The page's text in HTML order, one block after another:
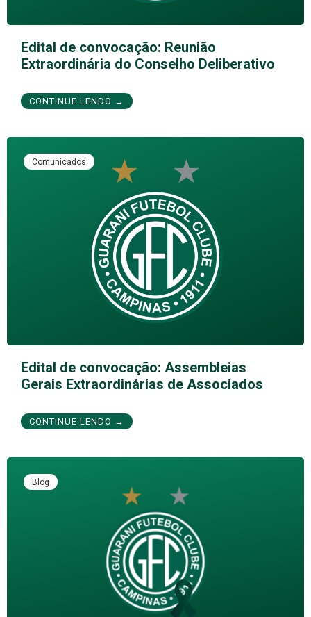
Edital de convocação: Reunião
Extraordinária do Conselho Deliberativo
CONTINUE LENDO →
Comunicados
Edital de convocação: Assembleias
Gerais Extraordinárias de Associados
CONTINUE LENDO →
Blog